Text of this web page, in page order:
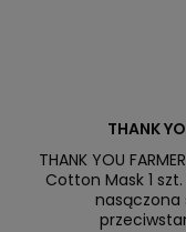
THANK
THANK YOU
Cotton Mask 1
nasączona